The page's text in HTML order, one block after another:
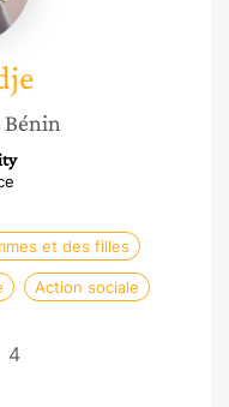
Bénin
et des filles
Action sociale
4